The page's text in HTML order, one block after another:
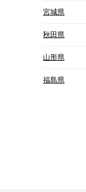
宮城県
秋田県
山形県
福島県